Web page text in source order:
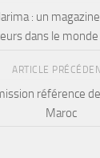
: un
dans le
ARTICLE
référence
Maroc